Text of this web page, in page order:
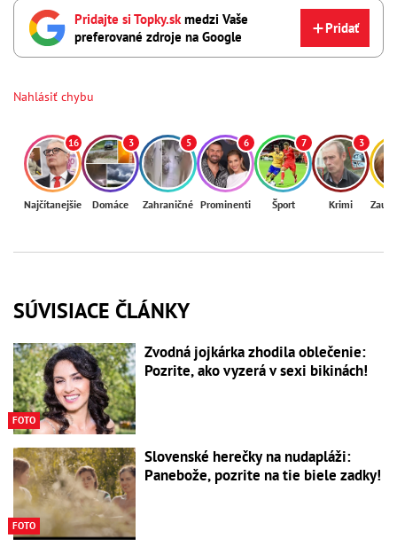
Pridajte si Topky.sk medzi Vaše
preferované zdroje na Google
Pridať
Nahlásiť chybu
16
Najčítanejšie
3
Domáce
5
Zahraničné
6
Prominenti
7
Šport
3
Krimi
SÚVISIACE ČLÁNKY
FOTO
Zvodná jojkárka zhodila oblečenie:
Pozrite, ako vyzerá v sexi bikinách!
FOTO
Slovenské herečky na nudapláži:
Panebože, pozrite na tie biele zadky!